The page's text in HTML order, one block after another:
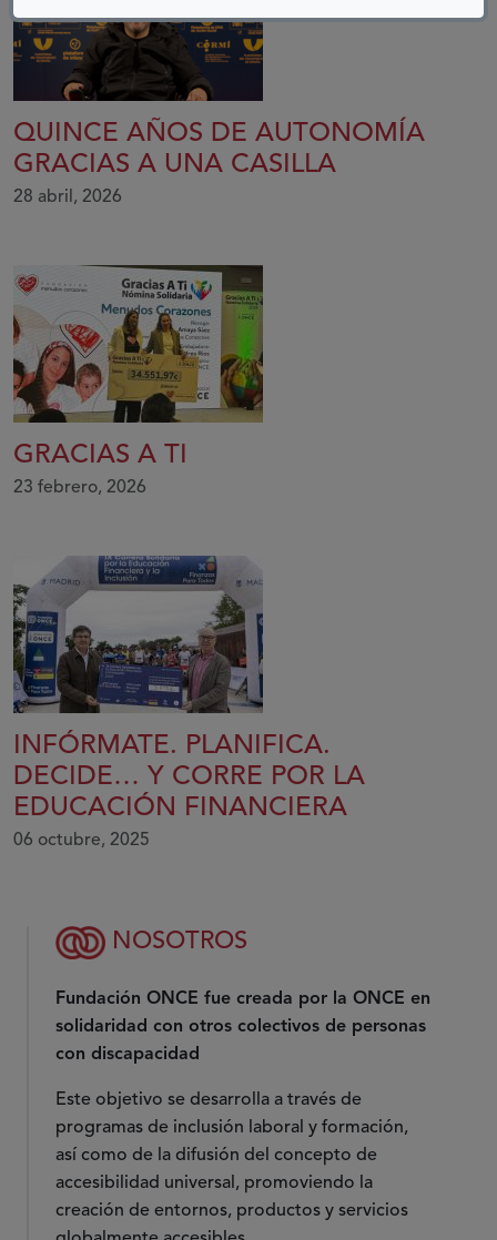
QUINCE AÑOS DE AUTONOMÍA
GRACIAS A UNA CASILLA
28 abril, 2026
GRACIAS A TI
23 febrero, 2026
INFÓRMATE. PLANIFICA.
DECIDE… Y CORRE POR LA
EDUCACIÓN FINANCIERA
06 octubre, 2025
NOSOTROS
Fundación ONCE fue creada por la ONCE en
solidaridad con otros colectivos de personas
con discapacidad
Este objetivo se desarrolla a través de
programas de inclusión laboral y formación,
así como de la difusión del concepto de
accesibilidad universal, promoviendo la
creación de entornos, productos y servicios